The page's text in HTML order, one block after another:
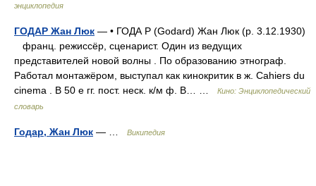
энциклопедия
ГОДАР Жан Люк — • ГОДА Р (Godard) Жан Люк (р. 3.12.1930)
франц. режиссёр, сценарист. Один из ведущих
представителей новой волны . По образованию этнограф.
Работал монтажёром, выступал как кинокритик в ж. Cahiers du
cinema . В 50 е гг. пост. неск. к/м ф. В… …
Кино: Энциклопедический
словарь
Годар, Жан Люк — … Википедия